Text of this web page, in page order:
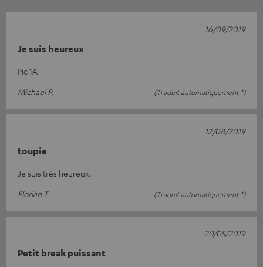
Je suis heureux
Pic 1A
Michael P.
(Traduit automatiquement *)
16/09/2019
toupie
Je suis très heureux.
Florian T.
(Traduit automatiquement *)
12/08/2019
Petit break puissant
20/05/2019